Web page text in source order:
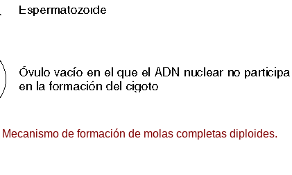
Mecanismo de formación de molas completas diploides.